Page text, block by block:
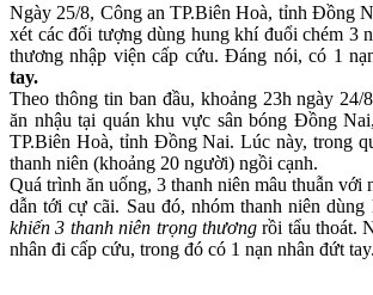
Ngày 25/8, Công an TP.Biên Hoà, tỉnh Đồng
xét các đối tượng dùng hung khí đuổi chém 3
thương nhập viện cấp cứu. Đáng nói, có 1
tay.
Theo thông tin ban đầu, khoảng 23h ngày 24/
ăn nhậu tại quán khu vực sân bóng Đồng
TP.Biên Hoà, tỉnh Đồng Nai. Lúc này, trong
thanh niên (khoảng 20 người) ngồi cạnh.
Quá trình ăn uống, 3 thanh niên mâu thuẫn với
dẫn tới cự cãi. Sau đó, nhóm thanh niên
khiến 3 thanh niên trọng thươngrồi tẩu thoát.
nhân đi cấp cứu, trong đó có 1 nạn nhân đứt tay.